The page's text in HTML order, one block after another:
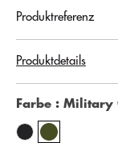
Produktreferenz
Produktdetails
Farbe : Military